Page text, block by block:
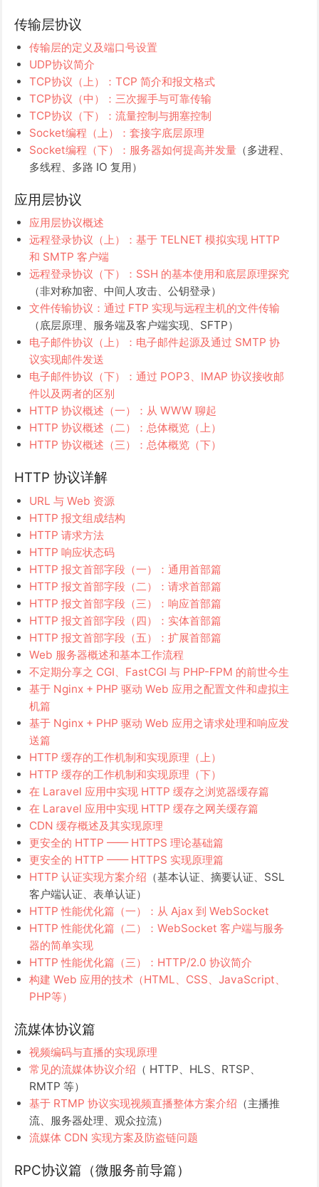
传输层协议
传输层的定义及端口号设置
UDP协议简介
TCP协议（上）：TCP 简介和报文格式
TCP协议（中）：三次握手与可靠传输
TCP协议（下）：流量控制与拥塞控制
Socket编程（上）：套接字底层原理
Socket编程（下）：服务器如何提高并发量（多进程、
多线程、多路 IO 复用）
应用层协议
应用层协议概述
远程登录协议（上）：基于 TELNET 模拟实现 HTTP
和 SMTP 客户端
远程登录协议（下）：SSH 的基本使用和底层原理探究
（非对称加密、中间人攻击、公钥登录）
文件传输协议：通过 FTP 实现与远程主机的文件传输
（底层原理、服务端及客户端实现、SFTP）
电子邮件协议（上）：电子邮件起源及通过 SMTP 协
议实现邮件发送
电子邮件协议（下）：通过 POP3、IMAP 协议接收邮
件以及两者的区别
HTTP 协议概述（一）：从 WWW 聊起
HTTP 协议概述（二）：总体概览（上）
HTTP 协议概述（三）：总体概览（下）
HTTP 协议详解
URL 与 Web 资源
HTTP 报文组成结构
HTTP 请求方法
HTTP 响应状态码
HTTP 报文首部字段（一）：通用首部篇
HTTP 报文首部字段（二）：请求首部篇
HTTP 报文首部字段（三）：响应首部篇
HTTP 报文首部字段（四）：实体首部篇
HTTP 报文首部字段（五）：扩展首部篇
Web 服务器概述和基本工作流程
不定期分享之 CGI、FastCGI 与 PHP-FPM 的前世今生
基于 Nginx + PHP 驱动 Web 应用之配置文件和虚拟主
机篇
基于 Nginx + PHP 驱动 Web 应用之请求处理和响应发
送篇
HTTP 缓存的工作机制和实现原理（上）
HTTP 缓存的工作机制和实现原理（下）
在 Laravel 应用中实现 HTTP 缓存之浏览器缓存篇
在 Laravel 应用中实现 HTTP 缓存之网关缓存篇
CDN 缓存概述及其实现原理
更安全的 HTTP —— HTTPS 理论基础篇
更安全的 HTTP —— HTTPS 实现原理篇
HTTP 认证实现方案介绍 （基本认证、摘要认证、SSL
客户端认证、表单认证）
HTTP 性能优化篇（一）：从 Ajax 到 WebSocket
HTTP 性能优化篇（二）：WebSocket 客户端与服务
器的简单实现
HTTP 性能优化篇（三）：HTTP/2.0 协议简介
构建 Web 应用的技术（HTML、CSS、JavaScript、
PHP等）
流媒体协议篇
视频编码与直播的实现原理
常见的流媒体协议介绍 （ HTTP、HLS、RTSP、
RMTP 等）
基于 RTMP 协议实现视频直播整体方案介绍 （主播推
流、服务器处理、观众拉流）
流媒体 CDN 实现方案及防盗链问题
RPC协议篇（微服务前导篇）